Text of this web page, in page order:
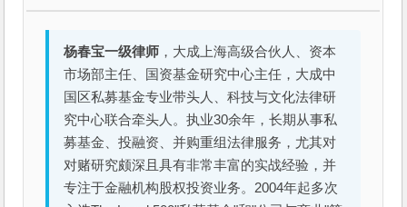
杨春宝一级律师 ，大成上海高级合伙人、资本
市场部主任、国资基金研究中心主任，大成中
国区私募基金专业带头人、科技与文化法律研
究中心联合牵头人。执业30余年，长期从事私
募基金、投融资、并购重组法律服务，尤其对
对赌研究颇深且具有非常丰富的实战经验，并
专注于金融机构股权投资业务。2004年起多次